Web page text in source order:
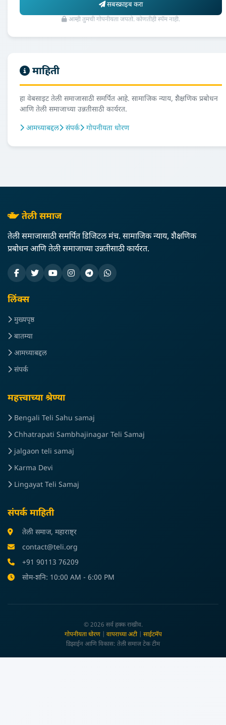
सबस्क्राइब करा
आम्ही तुमची गोपनीयता जपतो. कोणतीही स्पॅम नाही.
माहिती
हा वेबसाइट तेली समाजासाठी समर्पित आहे. सामाजिक न्याय, शैक्षणिक प्रबोधन
आणि तेली समाजाच्या उन्नतीसाठी कार्यरत.
आमच्याबद्दल
संपर्क गोपनीयता धोरण
तेली समाज
तेली समाजासाठी समर्पित डिजिटल मंच. सामाजिक न्याय, शैक्षणिक
प्रबोधन आणि तेली समाजाच्या उन्नतीसाठी कार्यरत.
लिंक्स
मुख्यपृष्ठ
बातम्या
आमच्याबद्दल
संपर्क
महत्त्वाच्या श्रेण्या
Bengali Teli Sahu samaj
Chhatrapati Sambhajinagar Teli Samaj
jalgaon teli samaj
Karma Devi
Lingayat Teli Samaj
संपर्क माहिती
तेली समाज, महाराष्ट्र
contact@teli.org
+91 90113 76209
सोम-शनि: 10:00 AM - 6:00 PM
© 2026 सर्व हक्क राखीव.
गोपनीयता धोरण| वापराच्या अटी| साईटमॅप
डिझाईन आणि विकास: तेली समाज टेक टीम